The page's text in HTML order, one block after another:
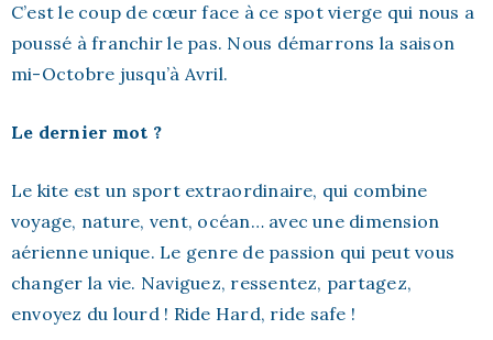
C’est le coup de cœur face à ce spot vierge qui nous a
poussé à franchir le pas. Nous démarrons la saison
mi-Octobre jusqu’à Avril.
Le dernier mot ?
Le kite est un sport extraordinaire, qui combine
voyage, nature, vent, océan… avec une dimension
aérienne unique. Le genre de passion qui peut vous
changer la vie. Naviguez, ressentez, partagez,
envoyez du lourd ! Ride Hard, ride safe !